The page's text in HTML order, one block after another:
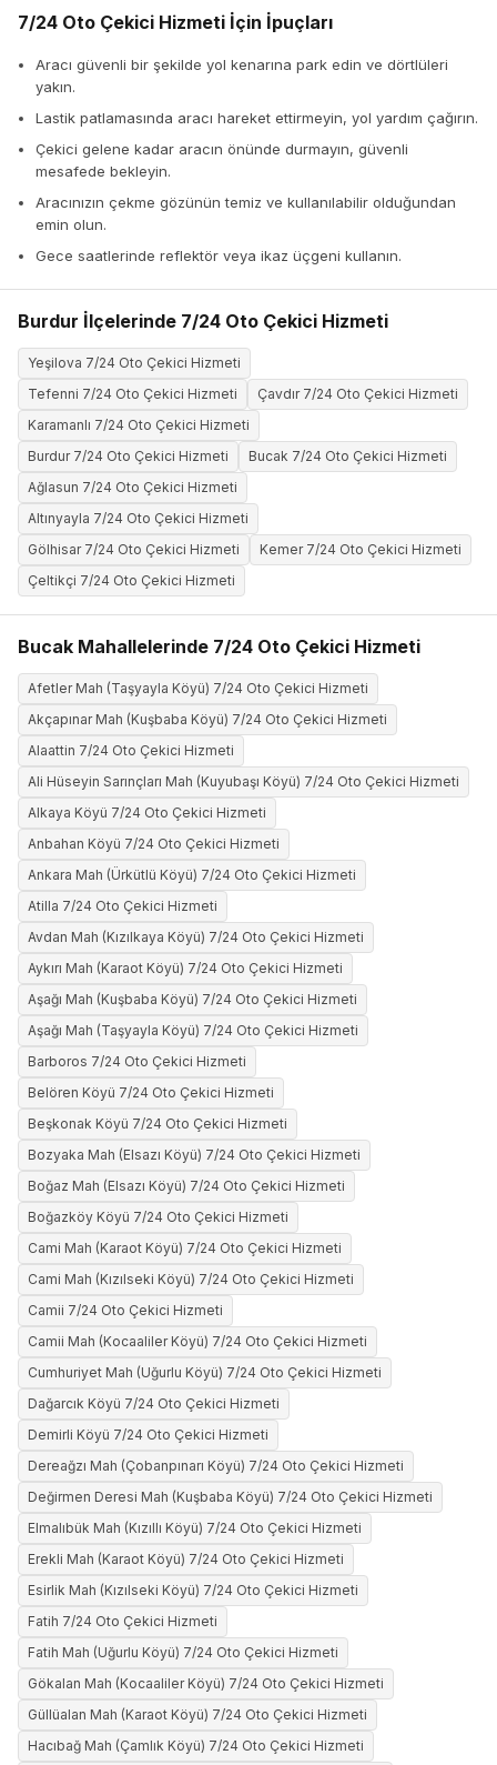
7/24 Oto Çekici Hizmeti İçin İpuçları
Aracı güvenli bir şekilde yol kenarına park edin ve dörtlüleri
yakın.
Lastik patlamasında aracı hareket ettirmeyin, yol yardım çağırın.
Çekici gelene kadar aracın önünde durmayın, güvenli
mesafede bekleyin.
Aracınızın çekme gözünün temiz ve kullanılabilir olduğundan
emin olun.
Gece saatlerinde reflektör veya ikaz üçgeni kullanın.
Burdur İlçelerinde 7/24 Oto Çekici Hizmeti
Yeşilova 7/24 Oto Çekici Hizmeti
Tefenni 7/24 Oto Çekici Hizmeti
Çavdır 7/24 Oto Çekici Hizmeti
Karamanlı 7/24 Oto Çekici Hizmeti
Burdur 7/24 Oto Çekici Hizmeti
Bucak 7/24 Oto Çekici Hizmeti
Ağlasun 7/24 Oto Çekici Hizmeti
Altınyayla 7/24 Oto Çekici Hizmeti
Gölhisar 7/24 Oto Çekici Hizmeti
Kemer 7/24 Oto Çekici Hizmeti
Çeltikçi 7/24 Oto Çekici Hizmeti
Bucak Mahallelerinde 7/24 Oto Çekici Hizmeti
Afetler Mah (Taşyayla Köyü) 7/24 Oto Çekici Hizmeti
Akçapınar Mah (Kuşbaba Köyü) 7/24 Oto Çekici Hizmeti
Alaattin 7/24 Oto Çekici Hizmeti
Ali Hüseyin Sarınçları Mah (Kuyubaşı Köyü) 7/24 Oto Çekici Hizmeti
Alkaya Köyü 7/24 Oto Çekici Hizmeti
Anbahan Köyü 7/24 Oto Çekici Hizmeti
Ankara Mah (Ürkütlü Köyü) 7/24 Oto Çekici Hizmeti
Atilla 7/24 Oto Çekici Hizmeti
Avdan Mah (Kızılkaya Köyü) 7/24 Oto Çekici Hizmeti
Aykırı Mah (Karaot Köyü) 7/24 Oto Çekici Hizmeti
Aşağı Mah (Kuşbaba Köyü) 7/24 Oto Çekici Hizmeti
Aşağı Mah (Taşyayla Köyü) 7/24 Oto Çekici Hizmeti
Barboros 7/24 Oto Çekici Hizmeti
Belören Köyü 7/24 Oto Çekici Hizmeti
Beşkonak Köyü 7/24 Oto Çekici Hizmeti
Bozyaka Mah (Elsazı Köyü) 7/24 Oto Çekici Hizmeti
Boğaz Mah (Elsazı Köyü) 7/24 Oto Çekici Hizmeti
Boğazköy Köyü 7/24 Oto Çekici Hizmeti
Cami Mah (Karaot Köyü) 7/24 Oto Çekici Hizmeti
Cami Mah (Kızılseki Köyü) 7/24 Oto Çekici Hizmeti
Camii 7/24 Oto Çekici Hizmeti
Camii Mah (Kocaaliler Köyü) 7/24 Oto Çekici Hizmeti
Cumhuriyet Mah (Uğurlu Köyü) 7/24 Oto Çekici Hizmeti
Dağarcık Köyü 7/24 Oto Çekici Hizmeti
Demirli Köyü 7/24 Oto Çekici Hizmeti
Dereağzı Mah (Çobanpınarı Köyü) 7/24 Oto Çekici Hizmeti
Değirmen Deresi Mah (Kuşbaba Köyü) 7/24 Oto Çekici Hizmeti
Elmalıbük Mah (Kızıllı Köyü) 7/24 Oto Çekici Hizmeti
Erekli Mah (Karaot Köyü) 7/24 Oto Çekici Hizmeti
Esirlik Mah (Kızılseki Köyü) 7/24 Oto Çekici Hizmeti
Fatih 7/24 Oto Çekici Hizmeti
Fatih Mah (Uğurlu Köyü) 7/24 Oto Çekici Hizmeti
Gökalan Mah (Kocaaliler Köyü) 7/24 Oto Çekici Hizmeti
Güllüalan Mah (Karaot Köyü) 7/24 Oto Çekici Hizmeti
Hacıbağ Mah (Çamlık Köyü) 7/24 Oto Çekici Hizmeti